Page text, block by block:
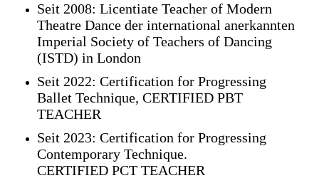
Seit 2008: Licentiate Teacher of Modern
Theatre Dance der international anerkannten
Imperial Society of Teachers of Dancing
(ISTD) in London
Seit 2022: Certification for Progressing
Ballet Technique, CERTIFIED PBT
TEACHER
Seit 2023: Certification for Progressing
Contemporary Technique.
CERTIFIED PCT TEACHER